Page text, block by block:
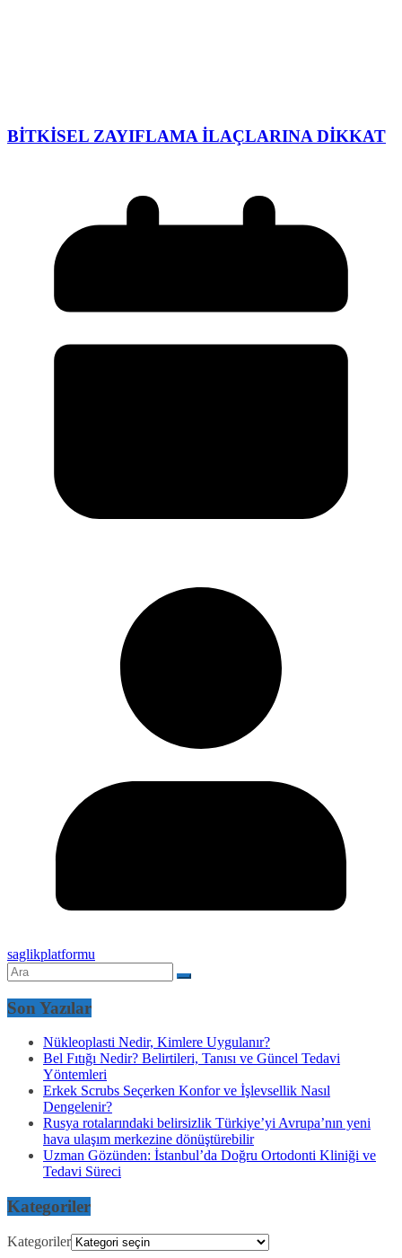
BİTKİSEL ZAYIFLAMA İLAÇLARINA DİKKAT
saglikplatformu
Son Yazılar
Nükleoplasti Nedir, Kimlere Uygulanır?
Bel Fıtığı Nedir? Belirtileri, Tanısı ve Güncel Tedavi
Yöntemleri
Erkek Scrubs Seçerken Konfor ve İşlevsellik Nasıl
Dengelenir?
Rusya rotalarındaki belirsizlik Türkiye’yi Avrupa’nın yeni
hava ulaşım merkezine dönüştürebilir
Uzman Gözünden: İstanbul’da Doğru Ortodonti Kliniği ve
Tedavi Süreci
Kategoriler
Kategoriler